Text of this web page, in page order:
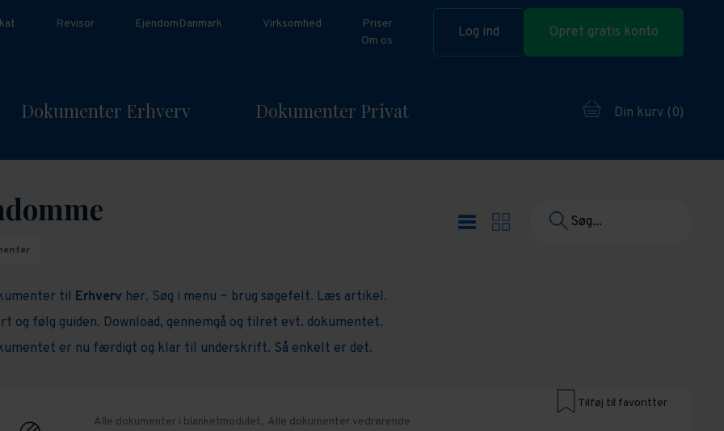
Revisor EjendomDanmark Virksomhed
Priser
Om os
Log ind Opret gratis konto
Dokumenter Erhverv Dokumenter Privat Din kurv (0)
Søg...
til Erhverv her. Søg i menu ~ brug søgefelt. Læs artikel.
og følg guiden. Download, gennemgå og tilret evt. dokumentet.
er nu færdigt og klar til underskrift. Så enkelt er det.
Tilføj til favoritter
Alle dokumenter i blanketmodulet, Alle dokumenter vedrørende